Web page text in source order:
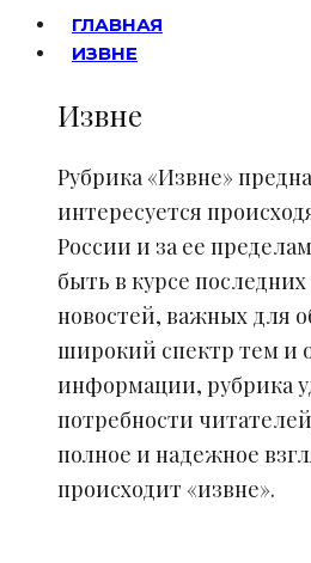
ГЛАВНАЯ
ИЗВНЕ
Извне
Рубрика «Извне»
интересуется
России и за ее
быть в курсе
новостей, важных для
широкий спектр тем и
информации, рубрика
потребности
полное и надежное
происходит «извне».